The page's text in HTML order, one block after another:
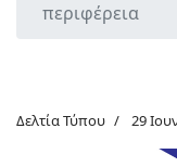
περιφέρεια
Δελτία Τύπου 29